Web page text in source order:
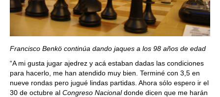
Francisco Benkö continúa dando jaques a los 98 años de edad
“A mi gusta jugar ajedrez y acá estaban dadas las condiciones
para hacerlo, me han atendido muy bien. Terminé con 3,5 en
nueve rondas pero jugué lindas partidas. Ahora sólo espero ir el
30 de octubre al Congreso Nacionaldonde dicen que me harán